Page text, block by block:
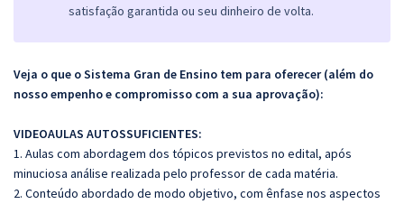
satisfação garantida ou seu dinheiro de volta.
Veja o que o Sistema Gran de Ensino tem para oferecer (além do
nosso empenho e compromisso com a sua aprovação):
VIDEOAULAS AUTOSSUFICIENTES:
1. Aulas com abordagem dos tópicos previstos no edital, após
minuciosa análise realizada pelo professor de cada matéria.
2. Conteúdo abordado de modo objetivo, com ênfase nos aspectos